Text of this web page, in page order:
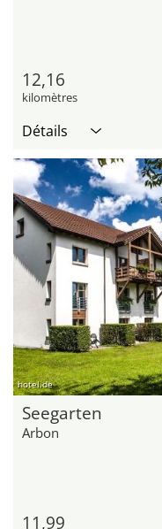
12,16
kilomètres
Détails
hotel.de
Seegarten
Arbon
11,99